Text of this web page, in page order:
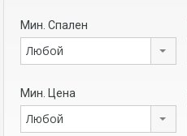
Мин. Спален
Любой
Мин. Цена
Любой